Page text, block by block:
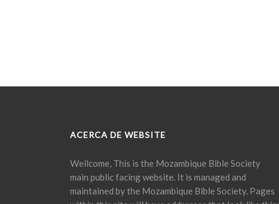
ACERCA DE WEBSITE
Wellcome, This is the Mozambique Bible Society
main public facing website. It is managed and
maintained by the Mozambique Bible Society. Pages